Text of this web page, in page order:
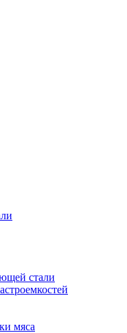
стали
мяса